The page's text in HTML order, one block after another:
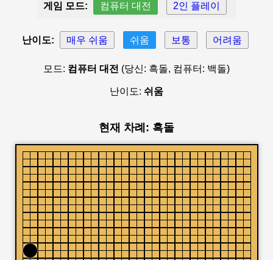
게임 모드: 컴퓨터 대전 2인 플레이
난이도: 매우 쉬움 쉬움 보통 어려움
모드: 컴퓨터 대전 (당신: 흑돌, 컴퓨터: 백돌)
난이도: 쉬움
현재 차례: 흑돌